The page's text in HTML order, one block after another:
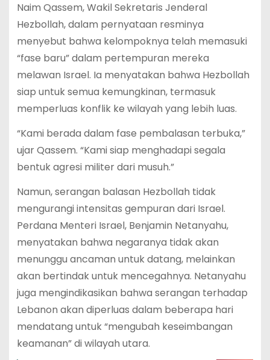
Naim Qassem, Wakil Sekretaris Jenderal
Hezbollah, dalam pernyataan resminya
menyebut bahwa kelompoknya telah memasuki
“fase baru” dalam pertempuran mereka
melawan Israel. Ia menyatakan bahwa Hezbollah
siap untuk semua kemungkinan, termasuk
memperluas konflik ke wilayah yang lebih luas.
“Kami berada dalam fase pembalasan terbuka,”
ujar Qassem. “Kami siap menghadapi segala
bentuk agresi militer dari musuh.”
Namun, serangan balasan Hezbollah tidak
mengurangi intensitas gempuran dari Israel.
Perdana Menteri Israel, Benjamin Netanyahu,
menyatakan bahwa negaranya tidak akan
menunggu ancaman untuk datang, melainkan
akan bertindak untuk mencegahnya. Netanyahu
juga mengindikasikan bahwa serangan terhadap
Lebanon akan diperluas dalam beberapa hari
mendatang untuk “mengubah keseimbangan
keamanan” di wilayah utara.